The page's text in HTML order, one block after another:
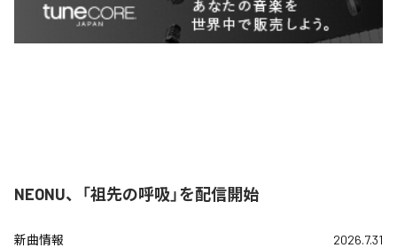
NEONU、「祖先の呼吸」を配信開始
新曲情報 2026.7.31